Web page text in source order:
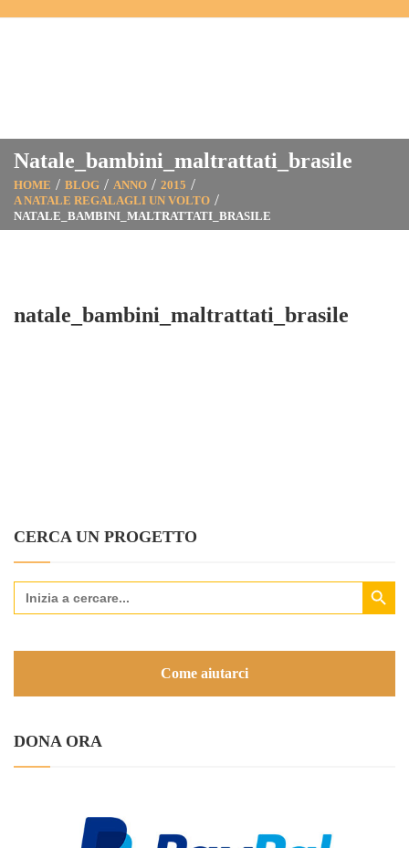
Natale_bambini_maltrattati_brasile
HOME BLOG ANNO
2015
A NATALE REGALAGLI UN VOLTO
NATALE_BAMBINI_MALTRATTATI_BRASILE
natale_bambini_maltrattati_brasile
CERCA UN PROGETTO
Search
for:
Search Button
Come aiutarci
DONA ORA